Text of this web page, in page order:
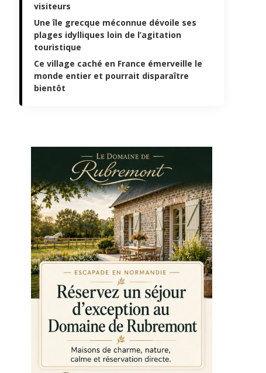
visiteurs
Une île grecque méconnue dévoile ses
plages idylliques loin de l’agitation
touristique
Ce village caché en France émerveille le
monde entier et pourrait disparaître
bientôt